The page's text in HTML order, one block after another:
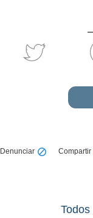
Denunciar Compartir